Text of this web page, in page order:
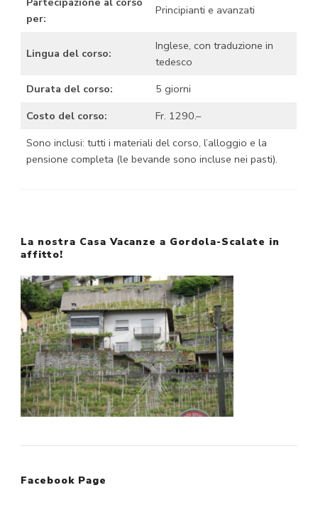
per:
Principianti e avanzati
Lingua del corso:
Inglese, con traduzione in
tedesco
Durata del corso:
5 giorni
Costo del corso:
Fr. 1290.–
Sono inclusi: tutti i materiali del corso, l’alloggio e la
pensione completa (le bevande sono incluse nei pasti).
La nostra Casa Vacanze a Gordola-Scalate in
affitto!
Facebook Page